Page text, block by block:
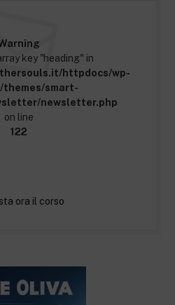
key "heading" in
httpdocs/wp-
smart-
newsletter.php
on line
122
ora il corso